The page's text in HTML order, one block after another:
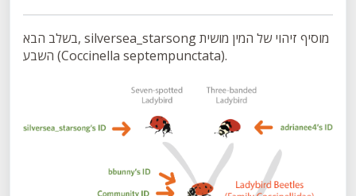
בשלב הבא, silversea_starsong מוסיף זיהוי של המין מושית
השבע (Coccinella septempunctata).